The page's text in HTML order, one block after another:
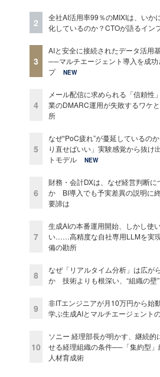
2
全社AI活用率99％のMIXIは、いか
化しているのか？CTOが語るイン
3
AIと安全に接続されたデータ活用
──マルチエージェント導入を成功
プ
NEW
4
メール配信に求められる「信頼性
業のDMARC運用が失敗するワケ
所
5
なぜ“PoC疲れ”が蔓延しているの
り直せばいい」実験感覚から抜け
トモデル
NEW
6
財務・会計DXは、なぜ経営判断に
か BI導入でも予実差異の説明に
要諦は
7
生成AIの本番運用開始、しかし使
い……高精度な自社専用LLMを実
備の勘所
8
なぜ「リアルタイム分析」は広が
か 技術よりも根深い、“組織の壁”
9
非ITエンジニアが月10万円から始
学ぶ生成AIとマルチエージェント
10
ソニー 経理部長が明かす、継続的
せる経理組織の条件──「集約型」
人材育成術